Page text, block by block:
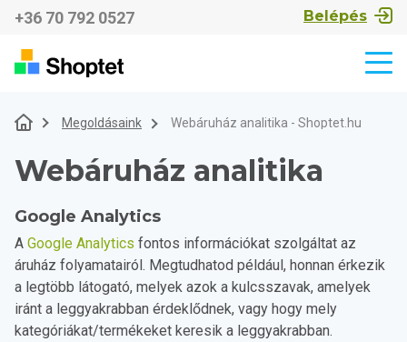
+36 70 792 0527 Belépés
Megoldásaink Webáruház analitika - Shoptet.hu
Webáruház analitika
Google Analytics
A Google Analytics fontos információkat szolgáltat az
áruház folyamatairól. Megtudhatod például, honnan érkezik
a legtöbb látogató, melyek azok a kulcsszavak, amelyek
iránt a leggyakrabban érdeklődnek, vagy hogy mely
kategóriákat/termékeket keresik a leggyakrabban.